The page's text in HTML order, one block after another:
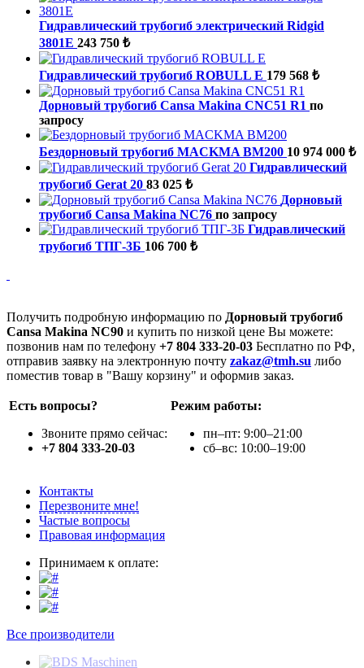
Гидравлический трубогиб электрический Ridgid
3801E 243 750 ₺
Гидравлический трубогиб ROBULL E 179 568 ₺
Дорновый трубогиб Cansa Makina CNC51 R1 по
запросу
Бездорновый трубогиб MACKMA BM200 10 974 000 ₺
Гидравлический
трубогиб Gerat 20 83 025 ₺
Дорновый
трубогиб Cansa Makina NC76 по запросу
Гидравлический
трубогиб ТПГ-3Б 106 700 ₺
Получить подробную информацию по Дорновый трубогиб
Cansa Makina NC90 и купить по низкой цене Вы можете:
позвонив нам по телефону +7 804 333-20-03 Бесплатно по РФ,
отправив заявку на электронную почту zakaz@tmh.su либо
поместив товар в "Вашу корзину" и оформив заказ.
Есть вопросы?
Звоните прямо сейчас:
+7 804 333-20-03
Режим работы:
пн–пт: 9:00–21:00
сб–вс: 10:00–19:00
Контакты
Перезвоните мне!
Частые вопросы
Правовая информация
Принимаем к оплате:
Все производители